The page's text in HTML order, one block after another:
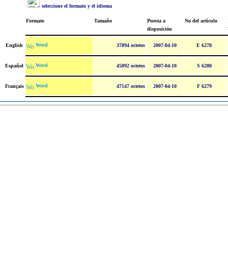
seleccione el formato y el idioma
Formato Tamaño
Puesta a
disposición
No del artículo
English Word 37894 octetos 2007-04-10 E 6278
Español Word 45092 octetos 2007-04-10 S 6280
Français Word 47147 octetos 2007-04-10 F 6279